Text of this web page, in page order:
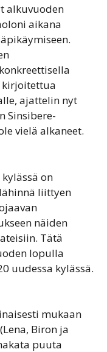
alkuvuoden
aikana
kirjoitettua
ajattelin nyt
Sinsibere-
vielä alkaneet.
on
liittyen
näiden
Tätä
lopulla
uudessa kylässä.
mukaan
Biron ja
puuta